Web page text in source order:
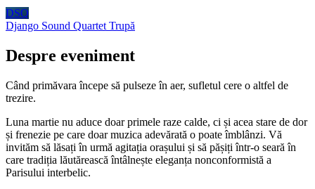
DSQ
Django Sound Quartet Trupă
Despre eveniment
Când primăvara începe să pulseze în aer, sufletul cere o altfel de
trezire.
Luna martie nu aduce doar primele raze calde, ci și acea stare de dor
și frenezie pe care doar muzica adevărată o poate îmblânzi. Vă
invităm să lăsați în urmă agitația orașului și să pășiți într-o seară în
care tradiția lăutărească întâlnește eleganța nonconformistă a
Parisului interbelic.